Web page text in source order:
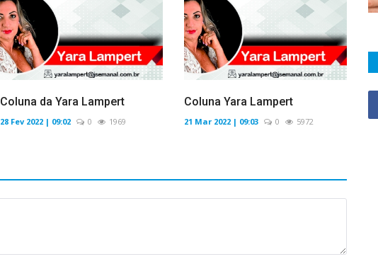
Coluna da Yara Lampert
28 Fev 2022 | 09:02 0 1969
Coluna Yara Lampert
21 Mar 2022 | 09:03 0 5972